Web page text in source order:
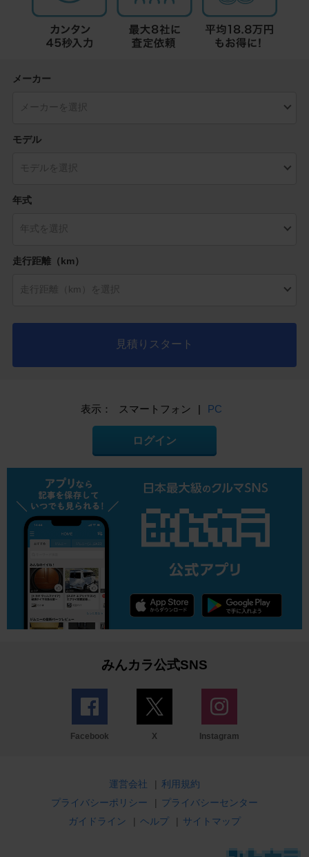
メーカー
モデル
年式
走行距離（km）
見積りスタート
表示： スマートフォン | PC
ログイン
みんカラ公式SNS
Facebook X Instagram
運営会社 | 利用規約
プライバシーポリシー
| プライバシーセンター
ガイドライン
| ヘルプ | サイトマップ